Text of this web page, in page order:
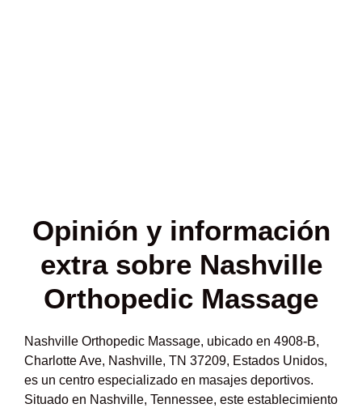
Opinión y información
extra sobre Nashville
Orthopedic Massage
Nashville Orthopedic Massage, ubicado en 4908-B,
Charlotte Ave, Nashville, TN 37209, Estados Unidos,
es un centro especializado en masajes deportivos.
Situado en Nashville, Tennessee, este establecimiento